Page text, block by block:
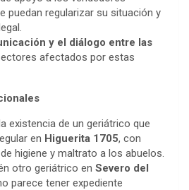
puedan regularizar su situación y
y el diálogo entre las
afectados por estas
existencia de un geriátrico que
en Higuerita 1705, con
higiene y maltrato a los abuelos.
otro geriátrico en Severo del
parece tener expediente